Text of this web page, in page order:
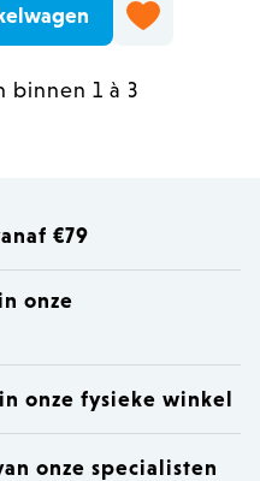
binnen 1 à 3
€79
onze
onze fysieke winkel
onze specialisten